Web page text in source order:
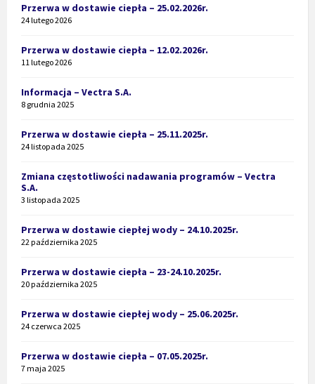
Przerwa w dostawie ciepła – 25.02.2026r.
24 lutego 2026
Przerwa w dostawie ciepła – 12.02.2026r.
11 lutego 2026
Informacja – Vectra S.A.
8 grudnia 2025
Przerwa w dostawie ciepła – 25.11.2025r.
24 listopada 2025
Zmiana częstotliwości nadawania programów – Vectra
S.A.
3 listopada 2025
Przerwa w dostawie ciepłej wody – 24.10.2025r.
22 października 2025
Przerwa w dostawie ciepła – 23-24.10.2025r.
20 października 2025
Przerwa w dostawie ciepłej wody – 25.06.2025r.
24 czerwca 2025
Przerwa w dostawie ciepła – 07.05.2025r.
7 maja 2025